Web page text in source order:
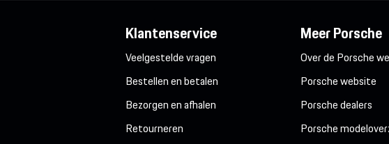
Klantenservice
Veelgestelde vragen
Bestellen en betalen
Bezorgen en afhalen
Retourneren
Meer Porsche
Over de Porsche
Porsche website
Porsche dealers
Porsche